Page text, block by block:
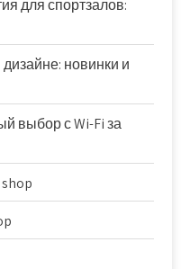
для спортзалов:
новинки и
выбор с Wi-Fi за